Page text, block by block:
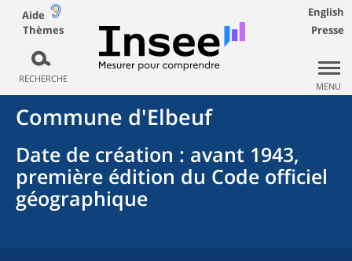
Aide
Thèmes
RECHERCHE
English
Presse
MENU
Commune d'Elbeuf
Date de création : avant 1943,
première édition du Code officiel
géographique